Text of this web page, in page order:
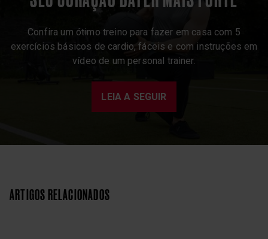
Confira um ótimo treino para fazer em casa com 5
exercícios básicos de cardio, fáceis e com instruções em
vídeo de um personal trainer.
LEIA A SEGUIR
ARTIGOS RELACIONADOS